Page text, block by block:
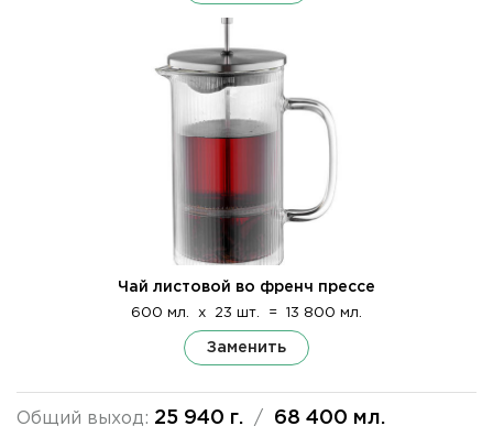
Чай листовой во френч прессе
600 мл. x 23 шт. = 13 800 мл.
Заменить
Общий выход: 25 940 г. / 68 400 мл.